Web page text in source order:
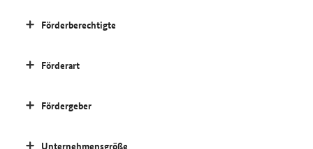
Förderberechtigte
Förderart
Fördergeber
Unternehmensgröße